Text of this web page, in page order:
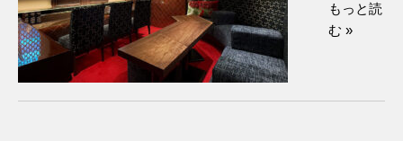
もっと読
む »